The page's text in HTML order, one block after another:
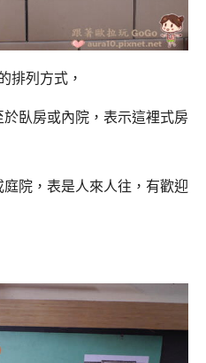
排列方式，
臥房或內院，表示這裡式房
院，表是人來人往，有歡迎